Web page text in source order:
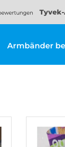
Armbänder